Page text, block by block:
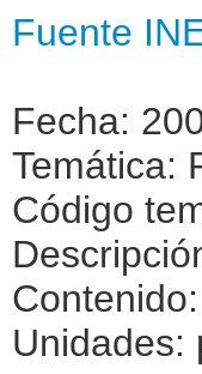
Fuente
Fecha:
Temática:
Código
Unidades: